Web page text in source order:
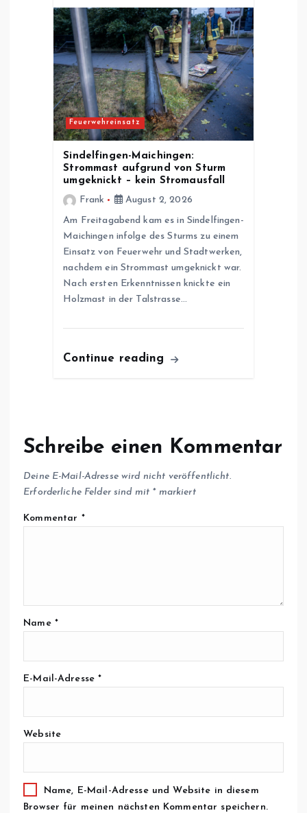
Feuerwehreinsatz
Sindelfingen-Maichingen:
Strommast aufgrund von Sturm
umgeknickt – kein Stromausfall
Frank
August 2, 2026
Am Freitagabend kam es in Sindelfingen-
Maichingen infolge des Sturms zu einem
Einsatz von Feuerwehr und Stadtwerken,
nachdem ein Strommast umgeknickt war.
Nach ersten Erkenntnissen knickte ein
Holzmast in der Talstrasse…
Continue reading
Schreibe einen Kommentar
Deine E-Mail-Adresse wird nicht veröffentlicht.
Erforderliche Felder sind mit *markiert
Kommentar *
Name *
E-Mail-Adresse*
Website
Name, E-Mail-Adresse und Website in diesem
Browser für meinen nächsten Kommentar speichern.